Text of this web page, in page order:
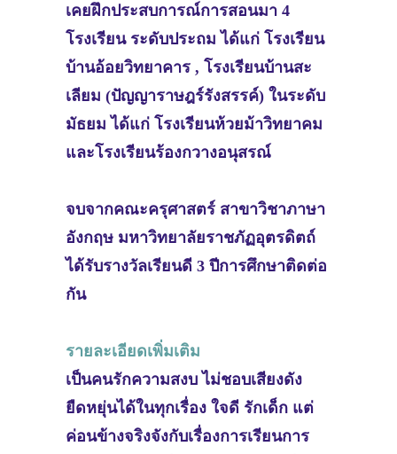
เคยฝึกประสบการณ์การสอนมา 4
โรงเรียน ระดับประถม ได้แก่ โรงเรียน
บ้านอ้อยวิทยาคาร , โรงเรียนบ้านสะ
เลียม (ปัญญาราษฎร์รังสรรค์) ในระดับ
มัธยม ได้แก่ โรงเรียนห้วยม้าวิทยาคม
และโรงเรียนร้องกวางอนุสรณ์
จบจากคณะครุศาสตร์ สาขาวิชาภาษา
อังกฤษ มหาวิทยาลัยราชภัฏอุตรดิตถ์
ได้รับรางวัลเรียนดี 3 ปีการศึกษาติดต่อ
กัน
รายละเอียดเพิ่มเติม
เป็นคนรักความสงบ ไม่ชอบเสียงดัง
ยืดหยุ่นได้ในทุกเรื่อง ใจดี รักเด็ก แต่
ค่อนข้างจริงจังกับเรื่องการเรียนการ